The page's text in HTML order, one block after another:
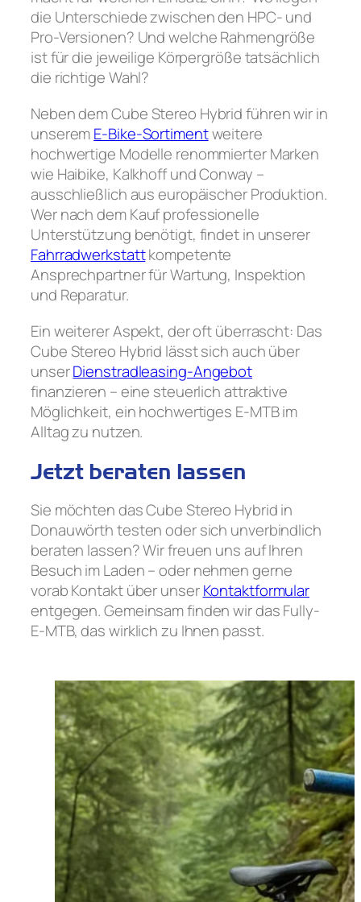
die Unterschiede zwischen den HPC- und
Pro-Versionen? Und welche Rahmengröße
ist für die jeweilige Körpergröße tatsächlich
die richtige Wahl?
Neben dem Cube Stereo Hybrid führen wir in
unseremE-Bike-Sortimentweitere
hochwertige Modelle renommierter Marken
wie Haibike, Kalkhoff und Conway –
ausschließlich aus europäischer Produktion.
Wer nach dem Kauf professionelle
Unterstützung benötigt, findet in unserer
Fahrradwerkstattkompetente
Ansprechpartner für Wartung, Inspektion
und Reparatur.
Ein weiterer Aspekt, der oft überrascht: Das
Cube Stereo Hybrid lässt sich auch über
unserDienstradleasing-Angebot
finanzieren – eine steuerlich attraktive
Möglichkeit, ein hochwertiges E-MTB im
Alltag zu nutzen.
Jetzt beraten lassen
Sie möchten das Cube Stereo Hybrid in
Donauwörth testen oder sich unverbindlich
beraten lassen? Wir freuen uns auf Ihren
Besuch im Laden – oder nehmen gerne
vorab Kontakt über unserKontaktformular
entgegen. Gemeinsam finden wir das Fully-
E-MTB, das wirklich zu Ihnen passt.